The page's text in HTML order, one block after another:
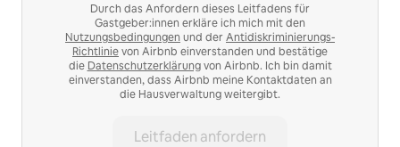
Durch das Anfordern dieses Leitfadens für
Gastgeber:innen erkläre ich mich mit den
Nutzungsbedingungen und der Antidiskriminierungs-
Richtlinievon Airbnb einverstanden und bestätige
die Datenschutzerklärungvon Airbnb. Ich bin damit
einverstanden, dass Airbnb meine Kontaktdaten an
die Hausverwaltung weitergibt.
Leitfaden anfordern